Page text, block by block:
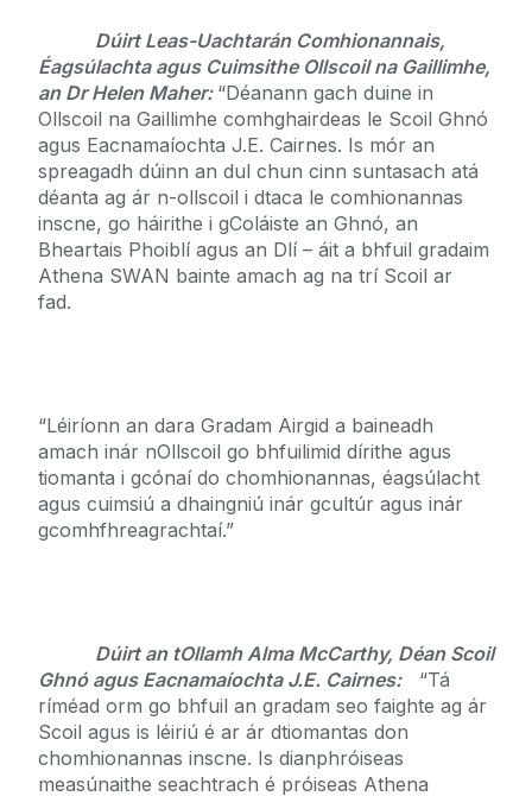
Dúirt Leas-Uachtarán Comhionannais,
Éagsúlachta agus Cuimsithe Ollscoil na Gaillimhe,
an Dr Helen Maher: “Déanann gach duine in
Ollscoil na Gaillimhe comhghairdeas le Scoil Ghnó
agus Eacnamaíochta J.E. Cairnes. Is mór an
spreagadh dúinn an dul chun cinn suntasach atá
déanta ag ár n-ollscoil i dtaca le comhionannas
inscne, go háirithe i gColáiste an Ghnó, an
Bheartais Phoiblí agus an Dlí – áit a bhfuil gradaim
Athena SWAN bainte amach ag na trí Scoil ar
fad.
“Léiríonn an dara Gradam Airgid a baineadh
amach inár nOllscoil go bhfuilimid dírithe agus
tiomanta i gcónaí do chomhionannas, éagsúlacht
agus cuimsiú a dhaingniú inár gcultúr agus inár
gcomhfhreagrachtaí.”
Dúirt an tOllamh Alma McCarthy, Déan Scoil
Ghnó agus Eacnamaíochta J.E. Cairnes:
“Tá
ríméad orm go bhfuil an gradam seo faighte ag ár
Scoil agus is léiriú é ar ár dtiomantas don
chomhionannas inscne. Is dianphróiseas
measúnaithe seachtrach é próiseas Athena